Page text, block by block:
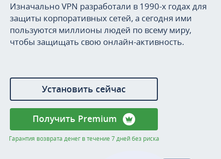
Изначально VPN разработали в 1990-х годах для
защиты корпоративных сетей, а сегодня ими
пользуются миллионы людей по всему миру,
чтобы защищать свою онлайн-активность.
Установить сейчас
Получить Premium
Гарантия возврата денег в течение 7 дней без риска